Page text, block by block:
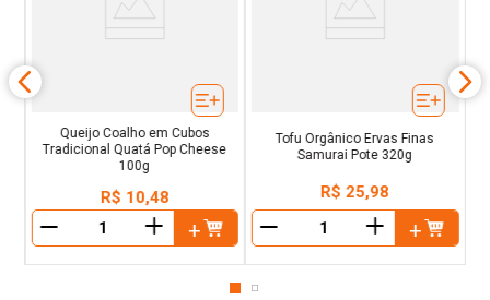
Queijo Coalho em Cubos
Tradicional Quatá Pop Cheese
100g
R$ 10,48
＋
Tofu Orgânico Ervas Finas
Samurai Pote 320g
R$ 25,98
＋